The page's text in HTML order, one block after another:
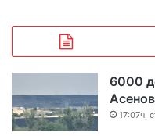
6000
17:07ч,